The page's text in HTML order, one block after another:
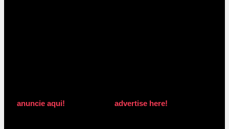
anuncie aqui! advertise here!